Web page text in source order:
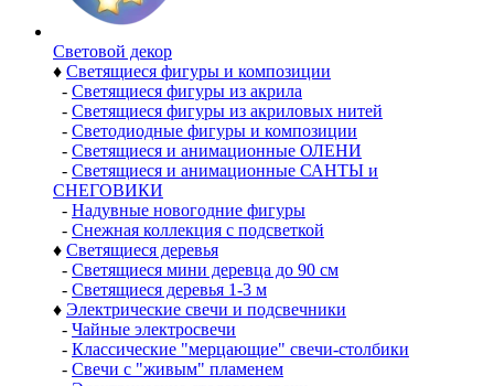
Световой декор
♦ Светящиеся фигуры и композиции
- Светящиеся фигуры из акрила
- Светящиеся фигуры из акриловых нитей
- Светодиодные фигуры и композиции
- Светящиеся и анимационные ОЛЕНИ
- Светящиеся и анимационные САНТЫ и
СНЕГОВИКИ
- Надувные новогодние фигуры
- Снежная коллекция с подсветкой
♦ Светящиеся деревья
- Светящиеся мини деревца до 90 см
- Светящиеся деревья 1-3 м
♦ Электрические свечи и подсвечники
- Чайные электросвечи
- Классические "мерцающие" свечи-столбики
- Свечи с "живым" пламенем